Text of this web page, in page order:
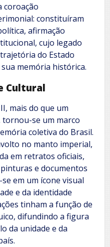
coroação
constituíram
afirmação
cujo legado
do Estado
memória histórica.
Cultural
mais do que um
se um marco
coletiva do Brasil.
no manto imperial,
em retratos oficiais,
e documentos
em um ícone visual
e da identidade
tinham a função de
difundindo a figura
da unidade e da